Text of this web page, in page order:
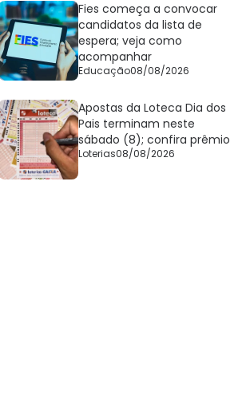
Fies começa a convocar
candidatos da lista de
espera; veja como
acompanhar
Educação08/08/2026
Apostas da Loteca Dia dos
Pais terminam neste
sábado (8); confira prêmio
Loterias08/08/2026